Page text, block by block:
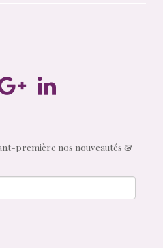
première nos nouveautés &